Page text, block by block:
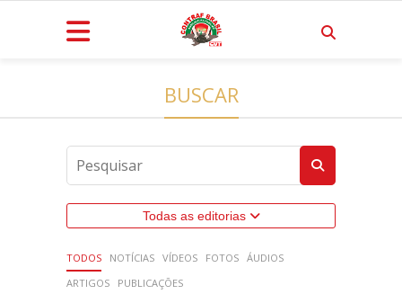
BUSCAR
Todas as editorias
TODOS NOTÍCIAS VÍDEOS FOTOS ÁUDIOS
ARTIGOS
PUBLICAÇÕES